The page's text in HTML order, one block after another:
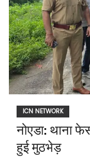
ICN NETWORK
नोएडा: थाना
हुई मुठभेड़